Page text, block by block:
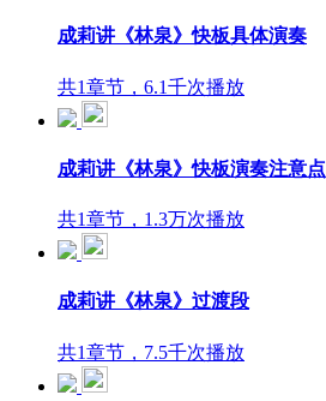
成莉讲《林泉》快板具体演奏
共1章节，6.1千次播放
成莉讲《林泉》快板演奏注意点
共1章节，1.3万次播放
成莉讲《林泉》过渡段
共1章节，7.5千次播放